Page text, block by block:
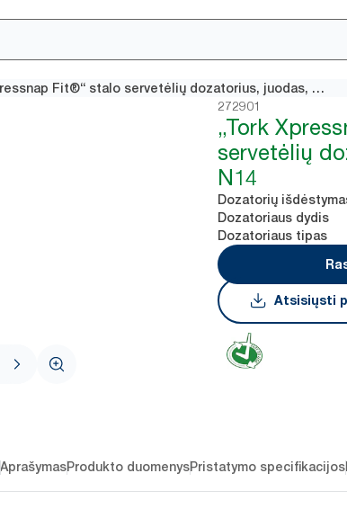
„Tork Xpressnap Fit®“ stalo servetėlių dozatorius, juodas, N14
272901
„Tork
servetėlių
N14
Dozatorių
Dozatoriaus dydis
Dozatoriaus tipas
Atsisiųsti
AprašymasProdukto duomenysPristatymo specifikacijos